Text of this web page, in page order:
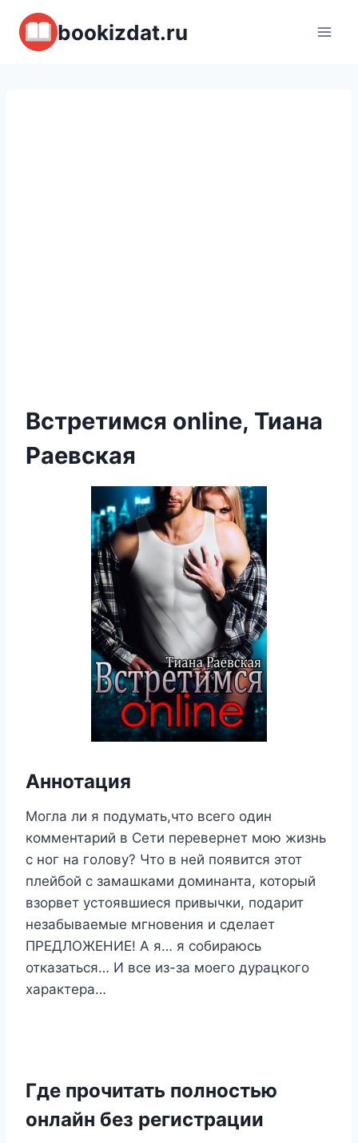
Перейти
содержимому
bookizdat.ru
Встретимся online, Тиана
Раевская
Аннотация
Могла ли я подумать,что всего один
комментарий в Сети перевернет мою жизнь
с ног на голову? Что в ней появится этот
плейбой с замашками доминанта, который
взорвет устоявшиеся привычки, подарит
незабываемые мгновения и сделает
ПРЕДЛОЖЕНИЕ! А я… я собираюсь
отказаться… И все из-за моего дурацкого
характера…
Где прочитать полностью
онлайн без регистрации